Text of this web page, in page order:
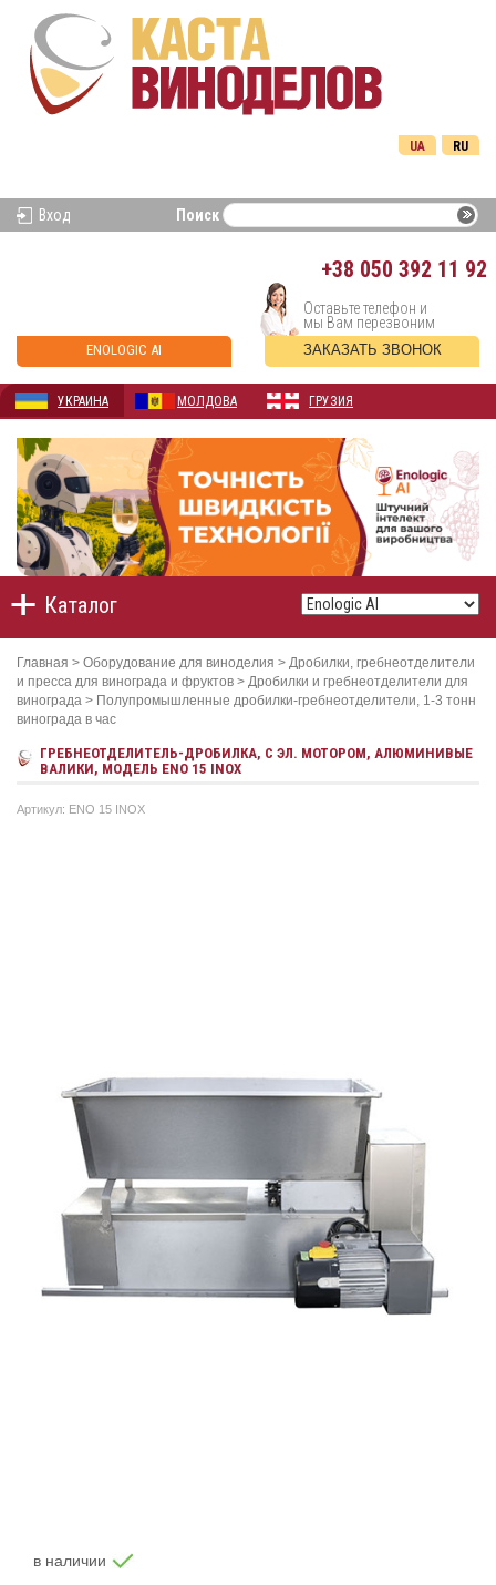
RU
UA
Вход Поиск
+38 050 392 11 92
ENOLOGIC AI
Оставьте телефон и
мы Вам перезвоним
ЗАКАЗАТЬ ЗВОНОК
УКРАИНА МОЛДОВА ГРУЗИЯ
Каталог
Главная > Оборудование для виноделия > Дробилки, гребнеотделители
и пресса для винограда и фруктов > Дробилки и гребнеотделители для
винограда > Полупромышленные дробилки-гребнеотделители, 1-3 тонн
винограда в час
ГРЕБНЕОТДЕЛИТЕЛЬ-ДРОБИЛКА, С ЭЛ. МОТОРОМ, АЛЮМИНИВЫЕ
ВАЛИКИ, МОДЕЛЬ ENO 15 INOX
Артикул: ENO 15 INOX
в наличии